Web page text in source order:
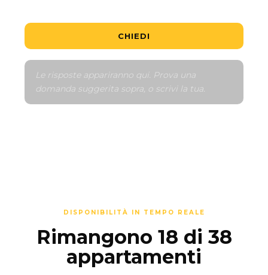
CHIEDI
Le risposte appariranno qui. Prova una
domanda suggerita sopra, o scrivi la tua.
DISPONIBILITÀ IN TEMPO REALE
Rimangono 18 di 38
appartamenti